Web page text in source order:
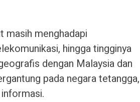
masih menghadapi
hingga tingginya
dengan Malaysia dan
pada negara tetangga,